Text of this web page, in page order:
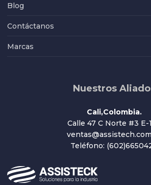
Blog
Contáctanos
Marcas
Nuestros
Cali,Colombia.
Calle 47 C Norte #3 E-
Teléfono: